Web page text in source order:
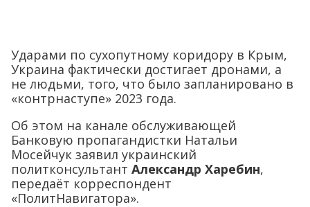
Ударами по сухопутному коридору в Крым,
Украина фактически достигает дронами, а
не людьми, того, что было запланировано в
«контрнаступе» 2023 года.
Об этом на канале обслуживающей
Банковую пропагандистки Натальи
Мосейчук заявил украинский
политконсультант Александр Харебин,
передаёт корреспондент
«ПолитНавигатора».